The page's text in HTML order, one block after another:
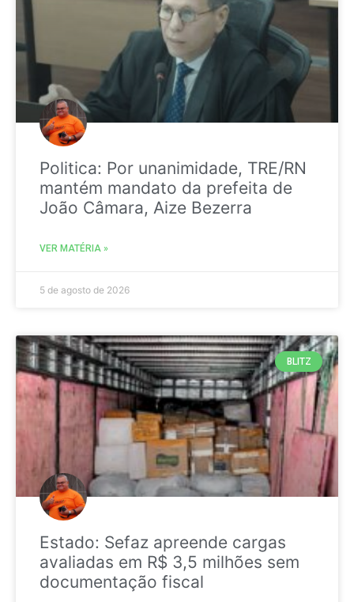
Politica: Por unanimidade, TRE/RN
mantém mandato da prefeita de
João Câmara, Aize Bezerra
VER MATÉRIA »
5 de agosto de 2026
BLITZ
Estado: Sefaz apreende cargas
avaliadas em R$ 3,5 milhões sem
documentação fiscal